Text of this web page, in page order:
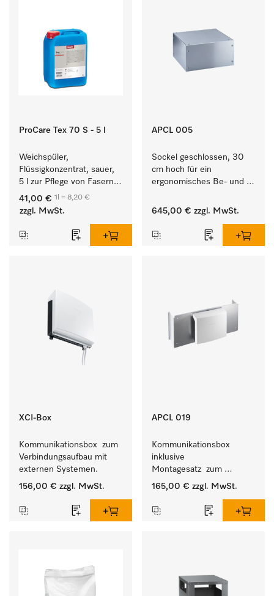
ProCare Tex 70 S - 5 l
Weichspüler,
Flüssigkonzentrat, sauer,
5 l zur Pflege von Fasern
für eine langfristige
Geschmeidigkeit der
41,00 € 1l = 8,20 €
zzgl. MwSt.
APCL 005
Sockel geschlossen, 30
cm hoch für ein
ergonomisches Be- und
Waschmaschine und
645,00 € zzgl. MwSt.
XCI-Box
Kommunikationsbox  zum
Verbindungsaufbau mit
externen Systemen.
156,00 € zzgl. MwSt.
APCL 019
Kommunikationsbox
inklusive
Montagesatz  zum
Verbindungsaufbau von
mit externen Systemen.
165,00 € zzgl. MwSt.